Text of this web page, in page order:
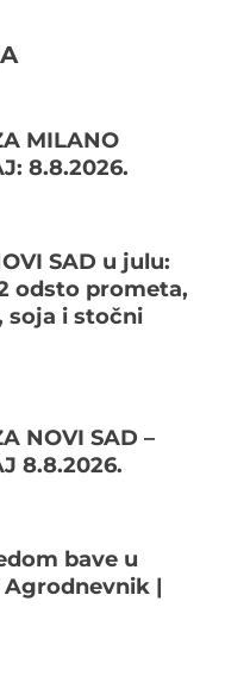
MILANO
8.8.2026.
SAD u julu:
odsto prometa,
soja i stočni
NOVI SAD –
8.8.2026.
bave u
|